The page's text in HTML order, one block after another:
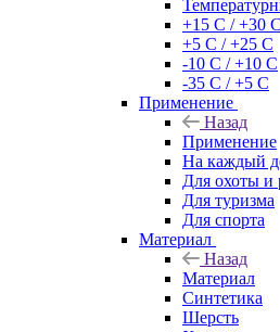
+15 С / +30 С
+5 С / +25 С
-10 С / +10 С
-35 С / +5 С
Применение
Назад
Применение
На каждый
Для охоты и
Для туризма
Для спорта
Материал
Назад
Материал
Синтетика
Шерсть